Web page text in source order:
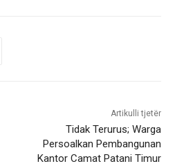
Artikulli tjetër
Tidak Terurus; Warga
Persoalkan Pembangunan
Kantor Camat Patani Timur